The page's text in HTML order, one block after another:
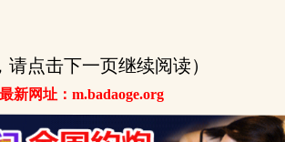
点击下一页继续阅读）
最新网址：m.badaoge.org